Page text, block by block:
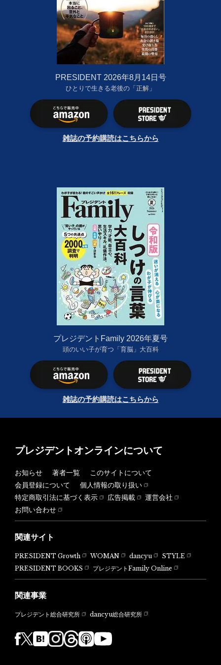
PRESIDENT 2026年8月14日号
ひとりで生きる老後の「正解」
雑誌の予約購読はこちらから
プレジデントFamily 2026年夏号
頭のいい子が育つ「育脳」大百科
雑誌の予約購読はこちらから
プレジデントオンラインについて
お知らせ 著者一覧
このサイトについて
会員登録について
個人情報の取り扱い
特定商取引法に基づく表示
広告掲載
運営会社
お問い合わせ
関連サイト
PRESIDENT Growth WOMAN dancyu
STYLE
PRESIDENT BOOKS
プレジデントFamily Online
関連事業
プレジデント総合研究所 dancyu総合研究所